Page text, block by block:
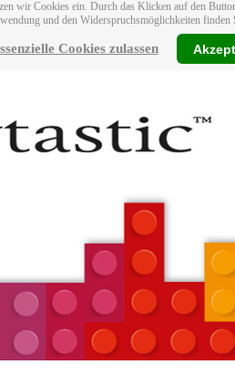
wir Cookies ein. Durch das Klicken auf den
und den Widerspruchsmöglichkeiten finden
Cookies zulassen